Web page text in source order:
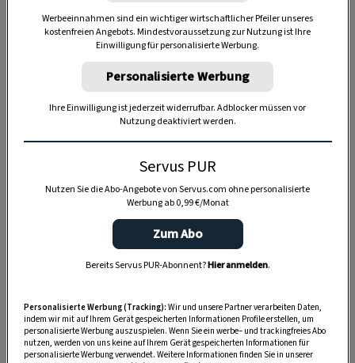
Zutaten
Werbeeinnahmen sind ein wichtiger wirtschaftlicher Pfeiler unseres
kostenfreien Angebots. Mindestvoraussetzung zur Nutzung ist Ihre
Einwilligung für personalisierte Werbung.
Personalisierte Werbung
Ihre Einwilligung ist jederzeit widerrufbar. Adblocker müssen vor
Nutzung deaktiviert werden.
Servus PUR
Nutzen Sie die Abo-Angebote von Servus.com ohne personalisierte
Werbung ab 0,99 €/Monat
Zum Abo
Bereits Servus PUR-Abonnent?Hier anmelden.
Personalisierte Werbung (Tracking): Wir und unsere Partner verarbeiten Daten,
indem wir mit auf Ihrem Gerät gespeicherten Informationen Profile erstellen, um
personalisierte Werbung auszuspielen. Wenn Sie ein werbe– und trackingfreies Abo
nutzen, werden von uns keine auf Ihrem Gerät gespeicherten Informationen für
personalisierte Werbung verwendet. Weitere Informationen finden Sie in unserer